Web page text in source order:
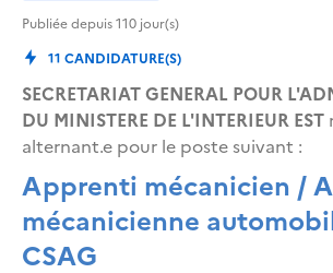
Publiée depuis110 jour(s)
11 CANDIDATURE(S)
SECRETARIAT GENERAL POUR
DU MINISTERE DE L'INTERIEUR EST
alternant.e pour le poste suivant :
Apprenti mécanicien /
mécanicienne
CSAG